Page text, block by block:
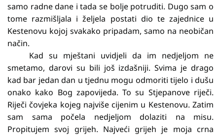
samo radne dane i tada se bolje potruditi. Dugo sam o
tome razmišljala i željela postati dio te zajednice u
Kestenovu kojoj svakako pripadam, samo na neobičan
način.
Kad su mještani uvidjeli da im nedjeljom ne
smetamo, darovi su bili još izdašniji. Svima je drago
kad bar jedan dan u tjednu mogu odmoriti tijelo i dušu
onako kako Bog zapovijeda. To su Stjepanove riječi.
Riječi čovjeka kojeg najviše cijenim u Kestenovu. Zatim
sam sama počela nedjeljom dolaziti na misu.
Propitujem svoj grijeh. Najveći grijeh je moja crna